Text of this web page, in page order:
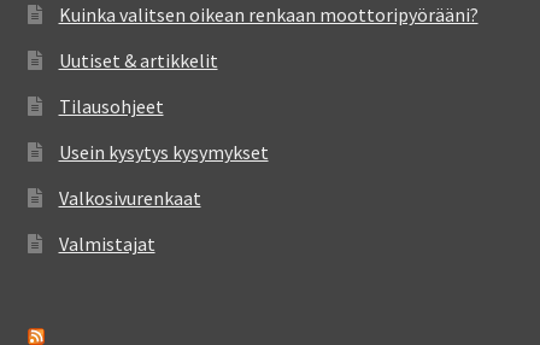
Kuinka valitsen oikean renkaan moottoripyörääni?
Uutiset & artikkelit
Tilausohjeet
Usein kysytys kysymykset
Valkosivurenkaat
Valmistajat